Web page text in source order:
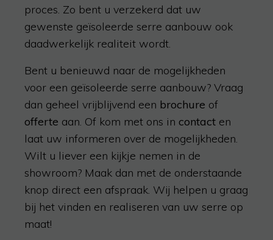
proces. Zo bent u verzekerd dat uw
gewenste geïsoleerde serre aanbouw ook
daadwerkelijk realiteit wordt.
Bent u benieuwd naar de mogelijkheden
voor een geïsoleerde serre aanbouw? Vraag
dan geheel vrijblijvend een brochure of
offerte aan. Of kom met ons in contact en
laat uw informeren over de mogelijkheden.
Wilt u liever een kijkje nemen in de
showroom? Maak dan met de onderstaande
knop direct een afspraak. Wij helpen u graag
bij het vinden en realiseren van uw serre op
maat!